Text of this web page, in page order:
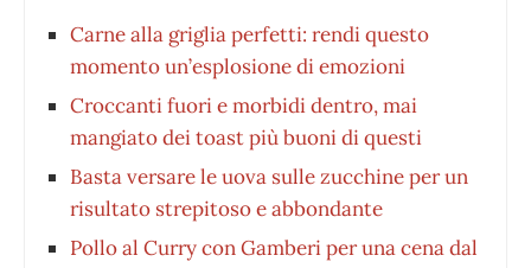
Carne alla griglia perfetti: rendi questo
momento un’esplosione di emozioni
Croccanti fuori e morbidi dentro, mai
mangiato dei toast più buoni di questi
Basta versare le uova sulle zucchine per un
risultato strepitoso e abbondante
Pollo al Curry con Gamberi per una cena dal